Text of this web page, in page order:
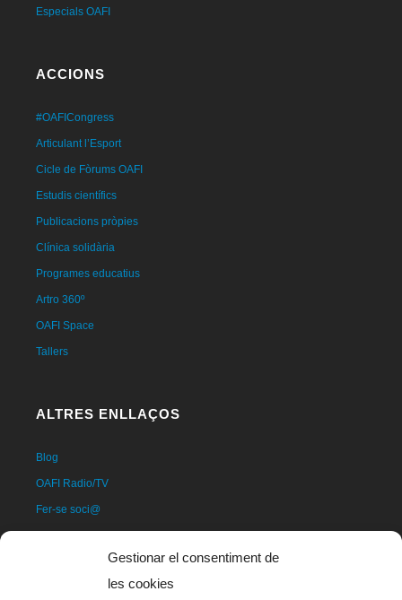
Gestionar el consentiment de
les cookies
Especials OAFI
ACCIONS
#OAFICongress
Articulant l’Esport
Cicle de Fòrums OAFI
Estudis científics
Publicacions pròpies
Clínica solidària
Programes educatius
Artro 360º
OAFI Space
Tallers
ALTRES ENLLAÇOS
Blog
OAFI Radio/TV
Fer-se soci@
Fer-se voluntari@